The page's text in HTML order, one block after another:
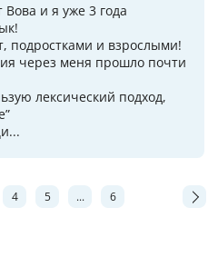
Вова и я уже 3 года
подростками и взрослыми!
через меня прошло почти
лексический подход,
4 5 ... 6